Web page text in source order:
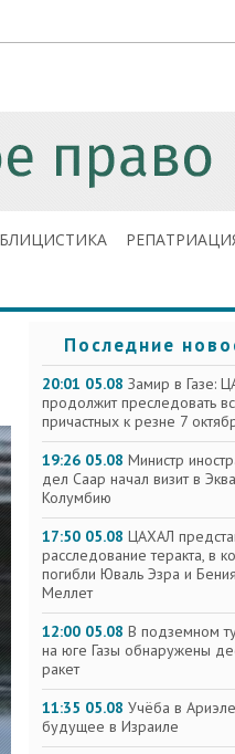
Последние
20:01 05.08 Замир в Газе:
продолжит преследовать
причастных к резне 7
19:26 05.08 Министр
дел Саар начал визит в
Колумбию
17:50 05.08 ЦАХАЛ
расследование теракта, в
погибли Юваль Эзра и
Меллет
12:00 05.08 В подземном
на юге Газы обнаружены
ракет
11:35 05.08 Учёба в
будущее в Израиле